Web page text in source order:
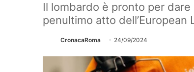
Il lombardo è pronto per
penultimo atto dell’European
CronacaRoma 24/09/2024